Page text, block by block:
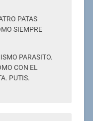
PATAS
SIEMPRE
PARASITO.
CON EL
PUTIS.